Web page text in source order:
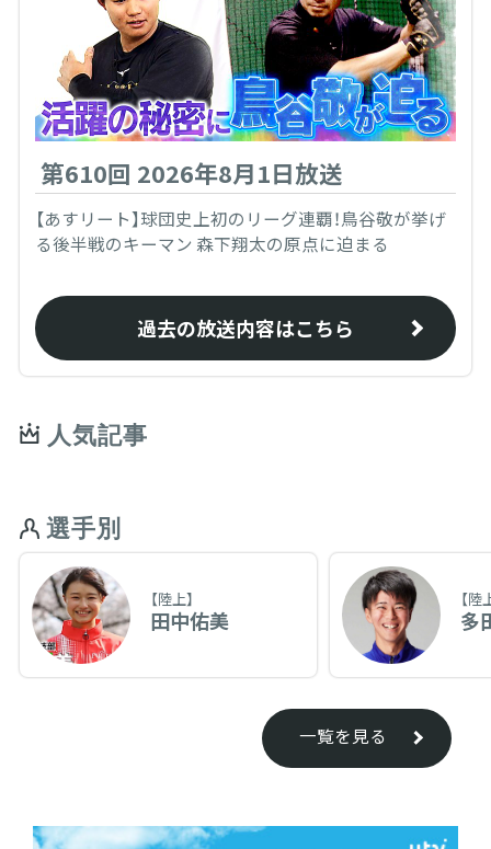
第610回 2026年8月1日放送
【あすリート】球団史上初のリーグ連覇！鳥谷敬が挙げ
る後半戦のキーマン 森下翔太の原点に迫まる
過去の放送内容はこちら
人気記事
選手別
【陸上】
田中佑美
【陸
多
一覧を見る